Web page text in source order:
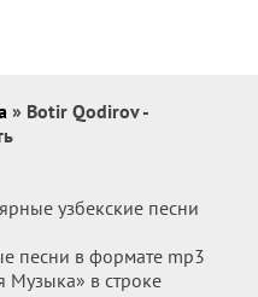
» Botir Qodirov -
узбекские песни
песни в формате mp3
Музыка» в строке